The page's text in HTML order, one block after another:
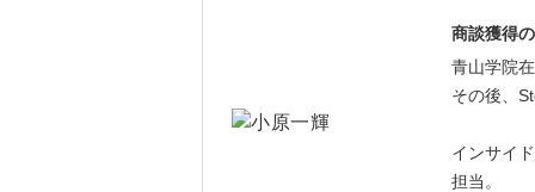
商談獲得
青山学院
その後、
インサイ
担当。